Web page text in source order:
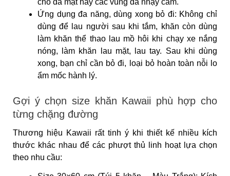
Ứng dụng đa năng, dùng xong bỏ đi: Không chỉ
dùng để lau người sau khi tắm, khăn còn dùng
làm khăn thể thao lau mồ hôi khi chạy xe nắng
nóng, làm khăn lau mặt, lau tay. Sau khi dùng
xong, bạn chỉ cần bỏ đi, loại bỏ hoàn toàn nỗi lo
ẩm mốc hành lý.
Gợi ý chọn size khăn Kawaii phù hợp cho
từng chặng đường
Thương hiệu Kawaii rất tinh ý khi thiết kế nhiều kích
thước khác nhau để các phượt thủ linh hoạt lựa chọn
theo nhu cầu: